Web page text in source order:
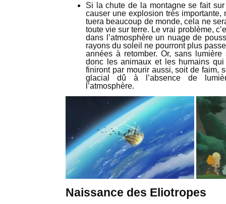
Si la chute de la montagne se fait
causer une explosion très importante,
tuera beaucoup de monde, cela ne
toute vie sur terre. Le vrai problème,
dans l’atmosphère un nuage de
rayons du soleil ne pourront plus
années à retomber. Or, sans
donc les animaux et les humains
finiront par mourir aussi, soit de faim,
glacial dû à l’absence de
l’atmosphère.
Naissance des Eliotropes